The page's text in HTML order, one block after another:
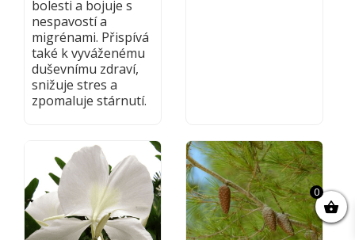
bolesti a bojuje s
nespavostí a
migrénami. Přispívá
také k vyváženému
duševnímu zdraví,
snižuje stres a
zpomaluje stárnutí.
0